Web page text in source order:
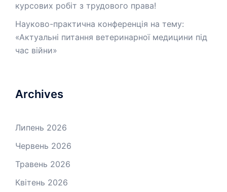
курсових робіт з трудового права!
Науково-практична конференція на тему:
«Актуальні питання ветеринарної медицини під
час війни»
Archives
Липень 2026
Червень 2026
Травень 2026
Квітень 2026